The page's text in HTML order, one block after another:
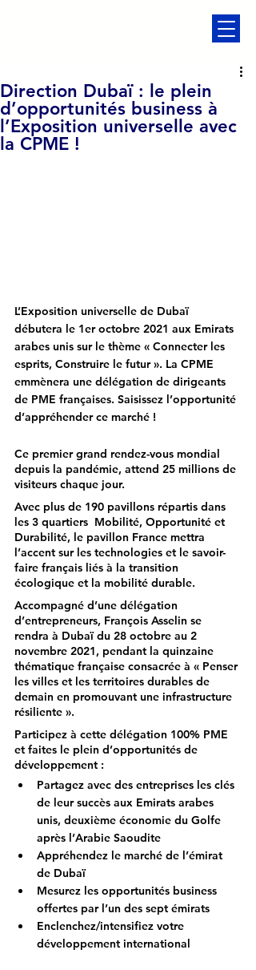
Direction Dubaï : le plein
d’opportunités business à
l’Exposition universelle avec
la CPME !
L’Exposition universelle de Dubaï
débutera le 1er octobre 2021 aux Emirats
arabes unis sur le thème « Connecter les
esprits, Construire le futur ». La CPME
emmènera une délégation de dirigeants
de PME françaises. Saisissez l’opportunité
d’appréhender ce marché !
Ce premier grand rendez-vous mondial
depuis la pandémie, attend 25 millions de
visiteurs chaque jour.
Avec plus de 190 pavillons répartis dans
les 3 quartiers  Mobilité, Opportunité et
Durabilité, le pavillon France mettra
l’accent sur les technologies et le savoir-
faire français liés à la transition
écologique et la mobilité durable.
Accompagné d’une délégation
d’entrepreneurs, François Asselin se
rendra à Dubaï du 28 octobre au 2
novembre 2021, pendant la quinzaine
thématique française consacrée à « Penser
les villes et les territoires durables de
demain en promouvant une infrastructure
résiliente ».
Participez à cette délégation 100% PME
et faites le plein d’opportunités de
développement :
Partagez avec des entreprises les clés
de leur succès aux Emirats arabes
unis, deuxième économie du Golfe
après l’Arabie Saoudite
Appréhendez le marché de l’émirat
de Dubaï
Mesurez les opportunités business
offertes par l’un des sept émirats
Enclenchez/intensifiez votre
développement international